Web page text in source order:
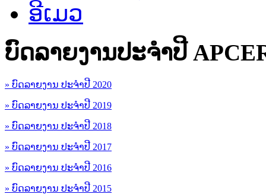
ອີເມວ
ບົດລາຍງານປະຈຳປີ
» ບົດລາຍງານ ປະຈຳປີ 2020
» ບົດລາຍງານ ປະຈຳປີ 2019
» ບົດລາຍງານ ປະຈຳປີ 2018
» ບົດລາຍງານ ປະຈຳປີ 2017
» ບົດລາຍງານ ປະຈຳປີ 2016
» ບົດລາຍງານ ປະຈຳປີ 2015